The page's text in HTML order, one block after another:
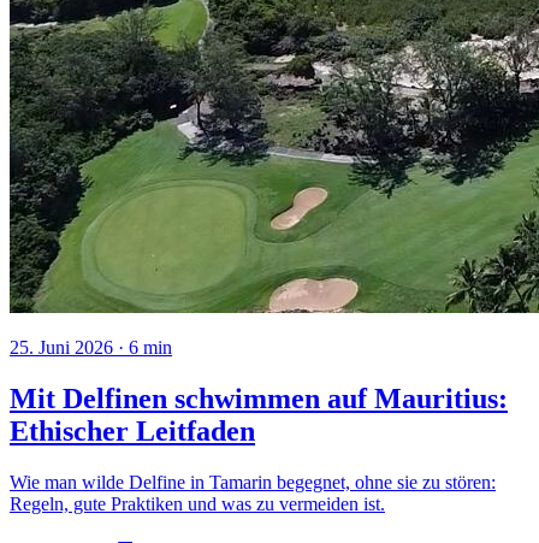
25. Juni 2026 · 6 min
Mit Delfinen schwimmen auf Mauritius:
Ethischer Leitfaden
Wie man wilde Delfine in Tamarin begegnet, ohne sie zu stören:
Regeln, gute Praktiken und was zu vermeiden ist.